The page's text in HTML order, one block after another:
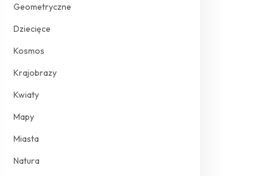
Geometryczne
Dziecięce
Kosmos
Krajobrazy
Kwiaty
Mapy
Miasta
Natura